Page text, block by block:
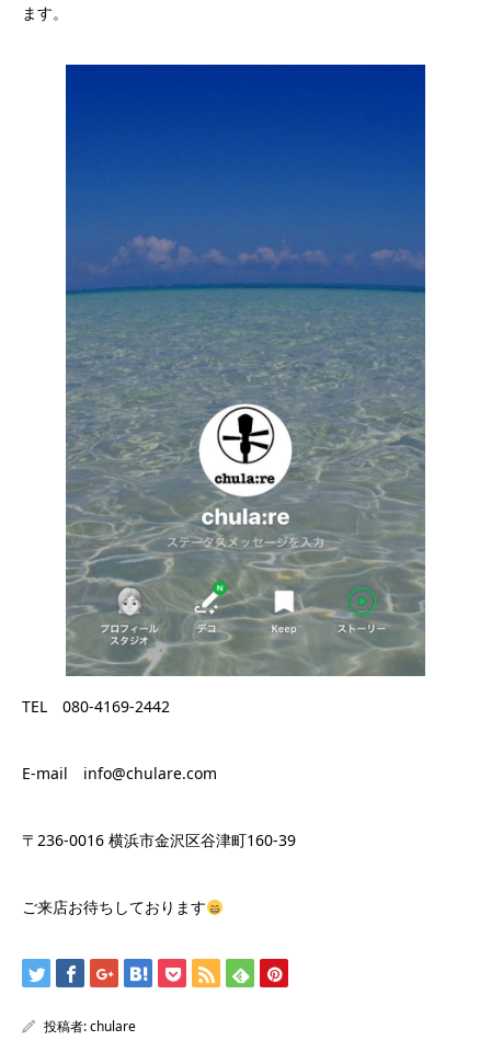
ます。
TEL 080-4169-2442
E-mail info@chulare.com
〒236-0016 横浜市金沢区谷津町160-39
ご来店お待ちしております
投稿者:chulare